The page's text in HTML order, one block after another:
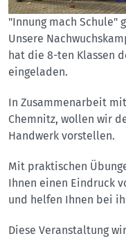
"Innung mach Schule"
Unsere
hat die 8-ten Klassen
eingeladen.
In Zusammenarbeit
Chemnitz, wollen wir
Handwerk vorstellen.
Mit praktischen
Ihnen einen Eindruck
und helfen Ihnen bei
Diese Veranstaltung